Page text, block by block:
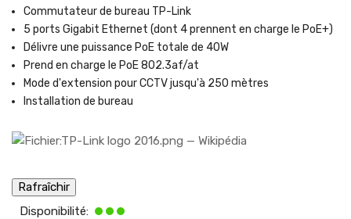
Commutateur de bureau TP-Link
5 ports Gigabit Ethernet (dont 4 prennent en charge le PoE+)
Délivre une puissance PoE totale de 40W
Prend en charge le PoE 802.3af/at
Mode d'extension pour CCTV jusqu'à 250 mètres
Installation de bureau
Disponibilité: